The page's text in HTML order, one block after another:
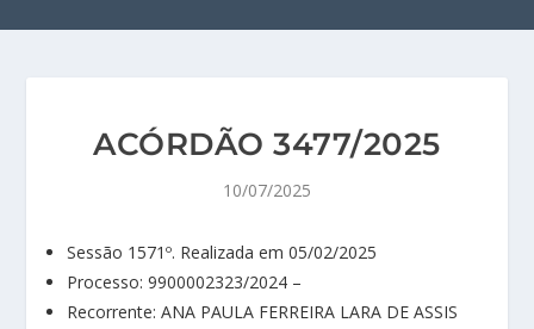
ACÓRDÃO 3477/2025
10/07/2025
Sessão 1571º. Realizada em 05/02/2025
Processo: 9900002323/2024 –
Recorrente: ANA PAULA FERREIRA LARA DE ASSIS